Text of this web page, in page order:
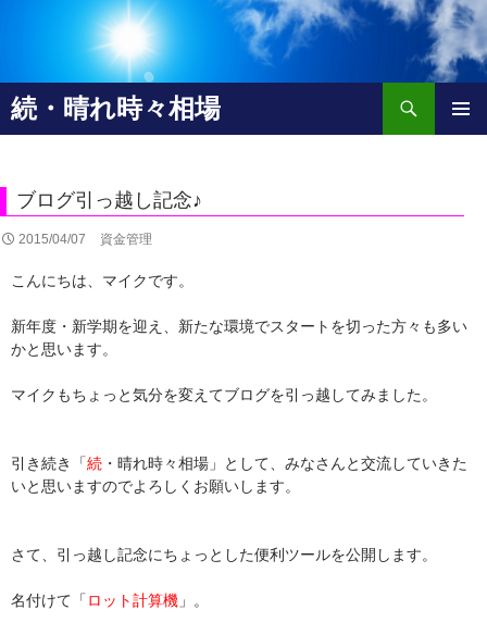
続・晴れ時々相場
検
索
コ
ン
ツ
へ
動
ブログ引っ越し記念♪
2015/04/07 資金管理
こんにちは、マイクです。
新年度・新学期を迎え、新たな環境でスタートを切った方々も多い
かと思います。
マイクもちょっと気分を変えてブログを引っ越してみました。
引き続き「続 ・晴れ時々相場」として、みなさんと交流していきた
いと思いますのでよろしくお願いします。
さて、引っ越し記念にちょっとした便利ツールを公開します。
名付けて「 ロット計算機 」。